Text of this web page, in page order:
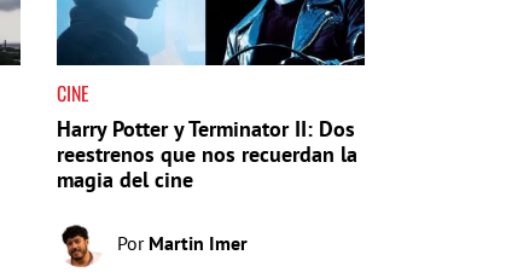
CINE
Harry Potter y Terminator II: Dos
reestrenos que nos recuerdan la
magia del cine
Por Martin Imer